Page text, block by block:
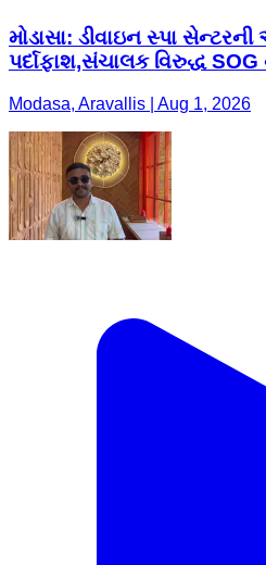
મોડાસા: ડીવાઇન સ્પા
પર્દાફાશ,સંચાલક વિરુદ્ધ SOG
Modasa, Aravallis | Aug 1, 2026